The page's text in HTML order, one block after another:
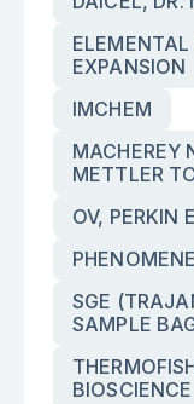
EXPANSION
IMCHEM
MACHEREY
METTLER
OV, PERKIN
SGE
SAMPLE
BIOSCIENCE